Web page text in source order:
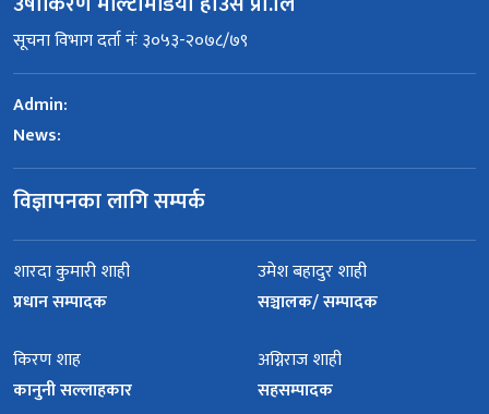
सूचना विभाग दर्ता नंः ३०५३-२०७८/७९
Admin:
News:
विज्ञापनका लागि सम्पर्क
शारदा कुमारी शाही
प्रधान सम्पादक
उमेश बहादुर शाही
सञ्चालक/ सम्पादक
किरण शाह
कानुनी सल्लाहकार
अग्निराज शाही
सहसम्पादक